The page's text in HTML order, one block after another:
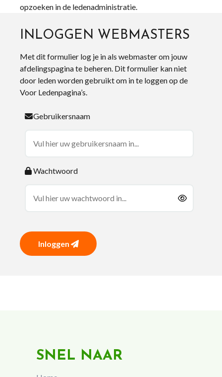
opzoeken in de ledenadministratie.
INLOGGEN WEBMASTERS
Met dit formulier log je in als webmaster om jouw
afdelingspagina te beheren. Dit formulier kan niet
door leden worden gebruikt om in te loggen op de
Voor Ledenpagina’s.
Gebruikersnaam
Wachtwoord
Inloggen
SNEL NAAR